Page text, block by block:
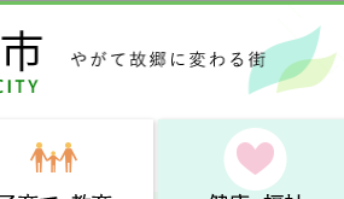
このペー